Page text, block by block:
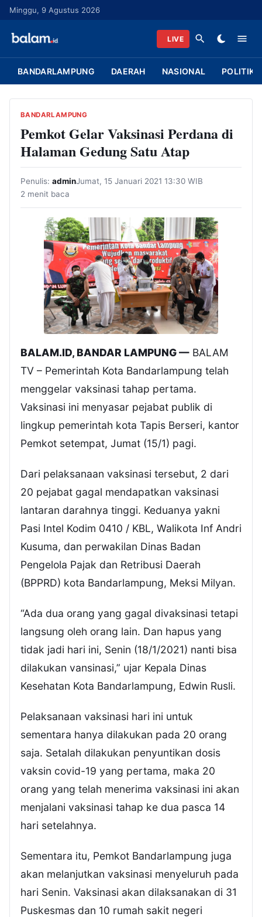
u
Minggu, 9 Agustus 2026
LIVE
BANDARLAMPUNG DAERAH NASIONAL POLITIK
BANDARLAMPUNG
Pemkot Gelar Vaksinasi Perdana di
Halaman Gedung Satu Atap
Penulis: adminJumat, 15 Januari 2021 13:30 WIB
2 menit baca
BALAM.ID, BANDAR LAMPUNG — BALAM
TV – Pemerintah Kota Bandarlampung telah
menggelar vaksinasi tahap pertama.
Vaksinasi ini menyasar pejabat publik di
lingkup pemerintah kota Tapis Berseri, kantor
Pemkot setempat, Jumat (15/1) pagi.
Dari pelaksanaan vaksinasi tersebut, 2 dari
20 pejabat gagal mendapatkan vaksinasi
lantaran darahnya tinggi. Keduanya yakni
Pasi Intel Kodim 0410 / KBL, Walikota Inf Andri
Kusuma, dan perwakilan Dinas Badan
Pengelola Pajak dan Retribusi Daerah
(BPPRD) kota Bandarlampung, Meksi Milyan.
“Ada dua orang yang gagal divaksinasi tetapi
langsung oleh orang lain. Dan hapus yang
tidak jadi hari ini, Senin (18/1/2021) nanti bisa
dilakukan vansinasi,” ujar Kepala Dinas
Kesehatan Kota Bandarlampung, Edwin Rusli.
Pelaksanaan vaksinasi hari ini untuk
sementara hanya dilakukan pada 20 orang
saja. Setalah dilakukan penyuntikan dosis
vaksin covid-19 yang pertama, maka 20
orang yang telah menerima vaksinasi ini akan
menjalani vaksinasi tahap ke dua pasca 14
hari setelahnya.
Sementara itu, Pemkot Bandarlampung juga
akan melanjutkan vaksinasi menyeluruh pada
hari Senin. Vaksinasi akan dilaksanakan di 31
Puskesmas dan 10 rumah sakit negeri